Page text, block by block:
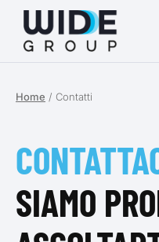
Home / Contatti
SIAMO